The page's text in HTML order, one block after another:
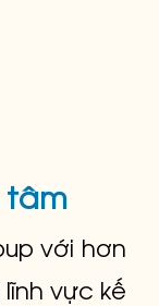
với hơn
vực kế